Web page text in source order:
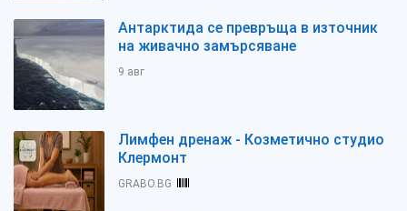
Антарктида се превръща в източник
на живачно замърсяване
9 авг
Лимфен дренаж - Козметично студио
Клермонт
GRABO.BG